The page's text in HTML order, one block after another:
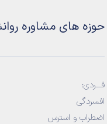
حوزه های مشاوره
فـــردی:
افسردگی
اضطراب و استرس